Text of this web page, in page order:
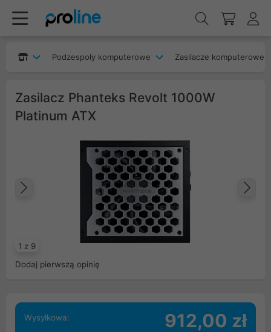
Podzespoły komputerowe Zasilacze komputerowe
Zasilacz Phanteks Revolt 1000W
Platinum ATX
1 z 9
Poprzedni
Dodaj pierwszą opinię
Wysyłkowa: 912,00 zł